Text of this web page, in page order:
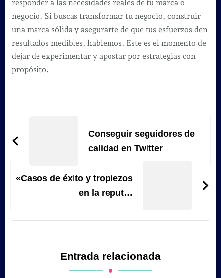
responder a las necesidades reales de tu marca o
negocio. Si buscas transformar tu negocio, construir
una marca sólida y asegurarte de que tus esfuerzos den
resultados medibles, hablemos. Este es el momento de
dejar de experimentar y apostar por estrategias con
propósito.
de
entradas
Conseguir seguidores de
calidad en Twitter
«Casos de éxito y tropiezos
en la reput…
Entrada relacionada